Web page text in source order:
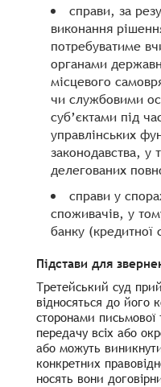
справи, за
виконання
потребуватиме
органами
місцевого
чи службовими
суб’єктами під
управлінських
законодавства, у
делегованих
справи у
споживачів, у
банку (кредитної
Підстави для
Третейський суд
відносяться до його
сторонами письмової
передачу всіх або
або можуть
конкретних
носять вони